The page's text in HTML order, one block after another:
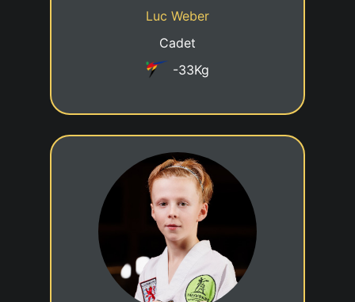
Luc Weber
Cadet
-33Kg
2eme KUP
Date de naissance
13/10/2014
Cadre jeune talent